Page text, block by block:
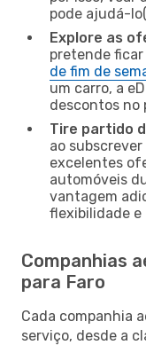
pode ajudá-
Explore as
pretende
de fim de
um carro, a
descontos no
Tire partido
ao subscrever
excelentes
automóveis
vantagem
flexibilidade
Companhias
para Faro
Cada companhia
serviço, desde a